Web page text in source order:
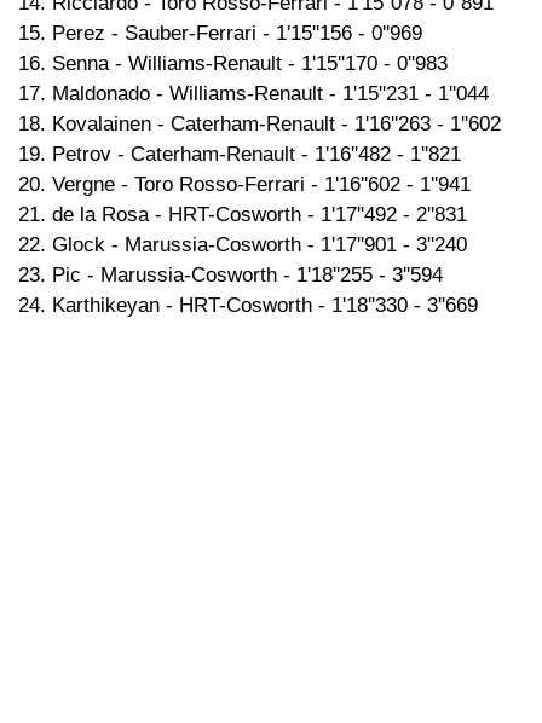
15. Perez - Sauber-Ferrari - 1'15''156 - 0''969
16. Senna - Williams-Renault - 1'15''170 - 0''983
17. Maldonado - Williams-Renault - 1'15''231 - 1''044
18. Kovalainen - Caterham-Renault - 1'16''263 - 1''602
19. Petrov - Caterham-Renault - 1'16''482 - 1''821
20. Vergne - Toro Rosso-Ferrari - 1'16''602 - 1''941
21. de la Rosa - HRT-Cosworth - 1'17''492 - 2''831
22. Glock - Marussia-Cosworth - 1'17''901 - 3''240
23. Pic - Marussia-Cosworth - 1'18''255 - 3''594
24. Karthikeyan - HRT-Cosworth - 1'18''330 - 3''669